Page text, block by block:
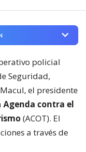
policial
Seguridad,
el presidente
Agenda contra el
(ACOT). El
a través de